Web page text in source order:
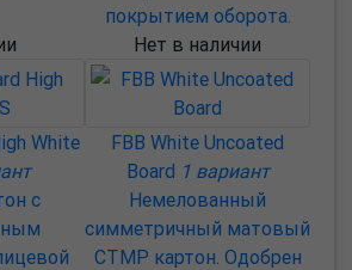
покрытием оборота.
White
с
Нет в наличии
FBB White Uncoated
Board 1 вариант
Немелованный
симметричный матовый
CTMP картон. Одобрен